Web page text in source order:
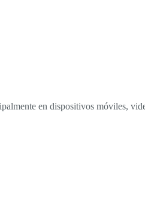
en dispositivos móviles,